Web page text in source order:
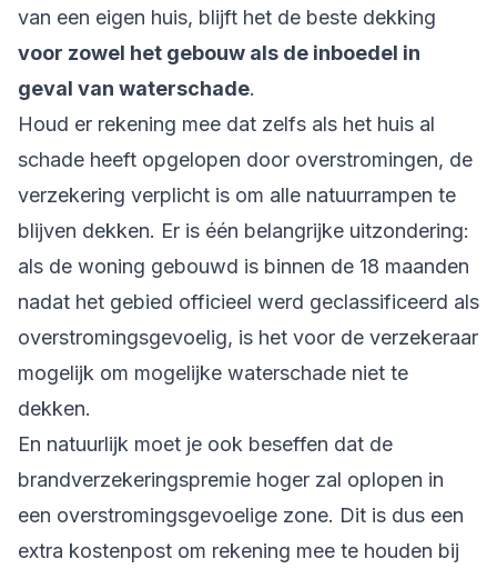
van een eigen huis, blijft het de beste dekking
voor zowel het gebouw als de inboedel in
geval van waterschade.
Houd er rekening mee dat zelfs als het huis al
schade heeft opgelopen door overstromingen, de
verzekering verplicht is om alle natuurrampen te
blijven dekken. Er is één belangrijke uitzondering:
als de woning gebouwd is binnen de 18 maanden
nadat het gebied officieel werd geclassificeerd als
overstromingsgevoelig, is het voor de verzekeraar
mogelijk om mogelijke waterschade niet te
dekken.
En natuurlijk moet je ook beseffen dat de
brandverzekeringspremie hoger zal oplopen in
een overstromingsgevoelige zone. Dit is dus een
extra kostenpost om rekening mee te houden bij